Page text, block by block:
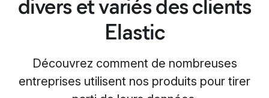
divers et variés des clients
Elastic
Découvrez comment de nombreuses
entreprises utilisent nos produits pour tirer